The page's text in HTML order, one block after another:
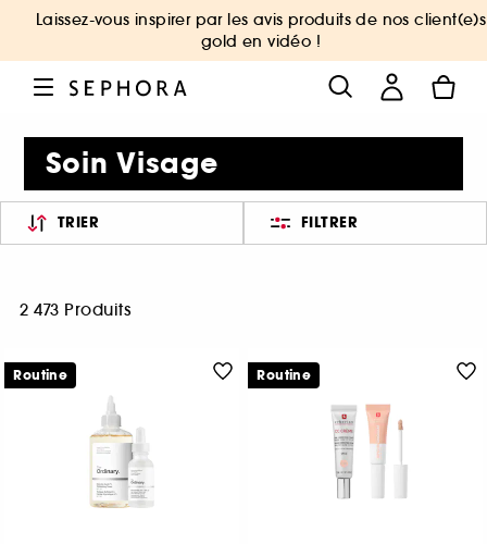
Laissez-vous inspirer par les avis produits de nos client(e)s
gold en vidéo !
Soin Visage
TRIER FILTRER
2 473 Produits
Routine Routine